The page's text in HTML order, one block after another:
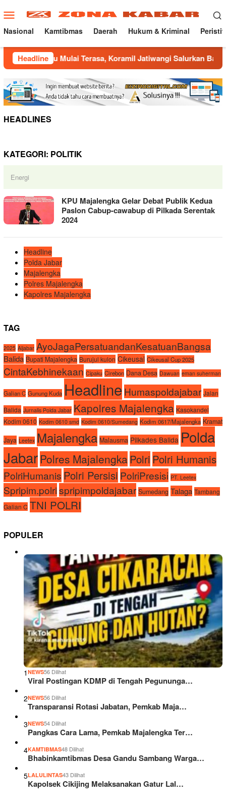
ke
konten
Menu
Mobile
Nasional Kamtibmas Daerah Hukum & Kriminal
Headline
Mulai Terasa, Koramil Jatiwangi Salurkan Bantuan Air
HEADLINES
KATEGORI: POLITIK
Energi
KPU Majalengka Gelar Debat Publik Kedua
Paslon Cabup-cawabup di Pilkada Serentak
2024
Headline
Polda Jabar
Majalengka
Polres Majalengka
Kapolres Majalengka
TAG
2025 Aljabar AyoJagaPersatuandanKesatuanBangsa
Balida Bupati Majalengka Burujul kulon Cikeusal Cikeusal Cup 2025
CintaKebhinekaan Cipaku Cirebon Dana Desa Dawuan eman suherman
Galian C Gunung Kuda Headline Humaspoldajabar Jalan
Balida Jurnalis Polda Jabar Kapolres Majalengka Kasokandel
Kodim 0610 Kodim 0610 smd Kodim 0610/Sumedang Kodim 0617/Majalengka Kramat
Jaya Leetex Majalengka Malausma Pilkades Balida Polda
Jabar Polres MajalengkaPolri Polri Humanis
PolriHumanis Polri Persisi PolriPresisi PT. Leetex
Spripim.polrispripimpoldajabar Sumedang Talaga Tambang
Galian C TNI POLRI
POPULER
1 NEWS56 Dilihat
Viral Postingan KDMP di Tengah Pegununga…
2NEWS56 Dilihat
Transparansi Rotasi Jabatan, Pemkab Maja…
3NEWS54 Dilihat
Pangkas Cara Lama, Pemkab Majalengka Ter…
4KAMTIBMAS48 Dilihat
Bhabinkamtibmas Desa Gandu Sambang Warga…
5LALULINTAS43 Dilihat
Kapolsek Cikijing Melaksanakan Gatur Lal…